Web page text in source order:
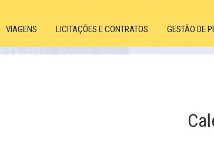
VIAGENS LICITAÇÕES E CONTRATOS GESTÃO DE